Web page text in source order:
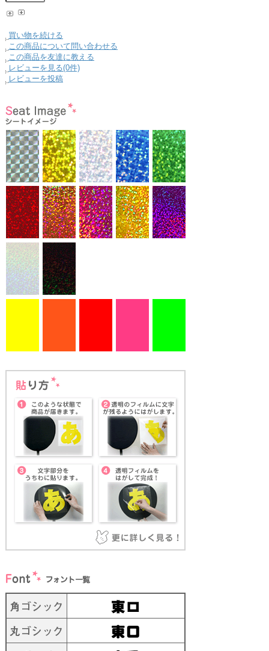
買い物を続ける
この商品について問い合わせる
この商品を友達に教える
レビューを見る(0件)
レビューを投稿